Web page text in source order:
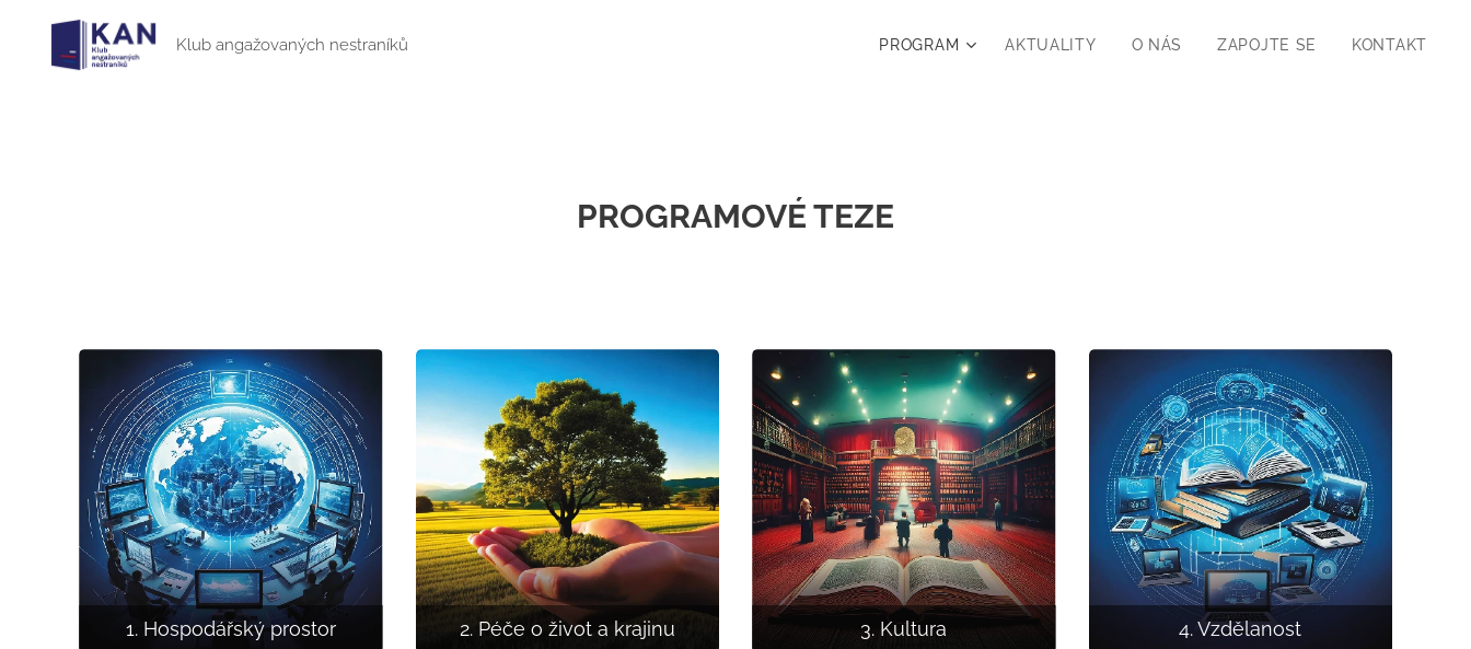
Klub angažovaných nestraníků PROGRAM AKTUALITY O NÁS ZAPOJTE SE KONTAKT
PROGRAMOVÉ TEZE
1. Hospodářský prostor 2. Péče o život a krajinu 3. Kultura 4. Vzdělanost